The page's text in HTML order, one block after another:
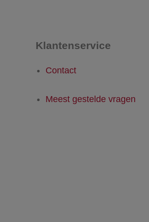
Klantenservice
Contact
Meest gestelde vragen